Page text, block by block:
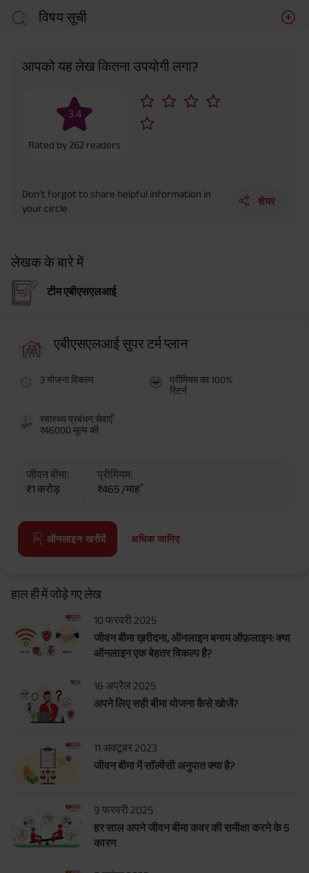
विषय सूची
आपको यह लेख कितना उपयोगी लगा?
3.4
Rated by 262 readers
Don’t forgot to share helpful information in
your circle
शेयर
लेखक के बारे में
टीम एबीएसएलआई
एबीएसएलआई सुपर टर्म प्लान
3 योजना विकल्प
प्रीमियम का 100%
रिटर्न
स्वास्थ्य प्रबंधन सेवाएँ
₹46000 मूल्य की
जीवन बीमा:
₹1 करोड़
प्रीमियम:
₹465 /माह*
ऑनलाइन खरीदें अधिक जानिए
हाल ही में जोड़े गए लेख
10 फरवरी 2025
जीवन बीमा ख़रीदना, ऑनलाइन बनाम ऑफ़लाइन: क्या
ऑनलाइन एक बेहतर विकल्प है?
16 अप्रैल 2025
अपने लिए सही बीमा योजना कैसे खोजें?
11 अक्टूबर 2023
जीवन बीमा में सॉल्वेंसी अनुपात क्या है?
9 फरवरी 2025
हर साल अपने जीवन बीमा कवर की समीक्षा करने के 5
कारण